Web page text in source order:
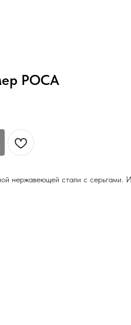
РОСА
нержавеющей стали с серьгами.